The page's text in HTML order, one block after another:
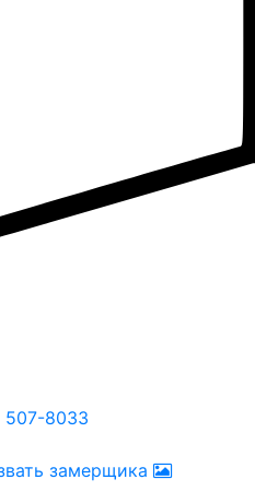
507-8033
замерщика